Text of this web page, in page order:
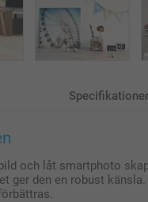
Specifikationer
och låt smartphoto
ger den en robust